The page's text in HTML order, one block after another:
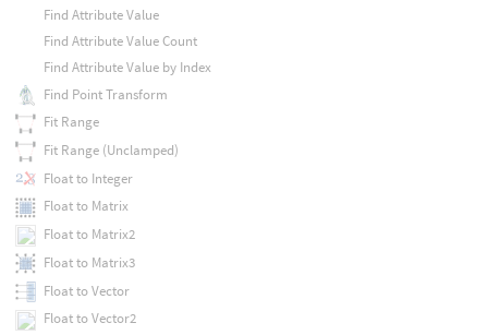
Find Attribute Value
Find Attribute Value Count
Find Attribute Value by Index
Find Point Transform
Fit Range
Fit Range (Unclamped)
Float to Integer
Float to Matrix
Float to Matrix2
Float to Matrix3
Float to Vector
Float to Vector2